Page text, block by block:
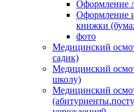
Оформление
Оформление
книжки
фото
Медицинский
садик)
Медицинский
школу)
Медицинский